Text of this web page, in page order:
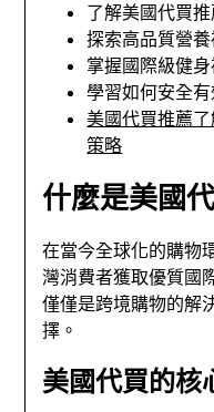
了解美國代買
探索高品質營
掌握國際級健
學習如何安全
美國代買推薦
策略
什麼是美國
在當今全球化的購物
灣消費者獲取優質國
僅僅是跨境購物的解
擇。
美國代買的核